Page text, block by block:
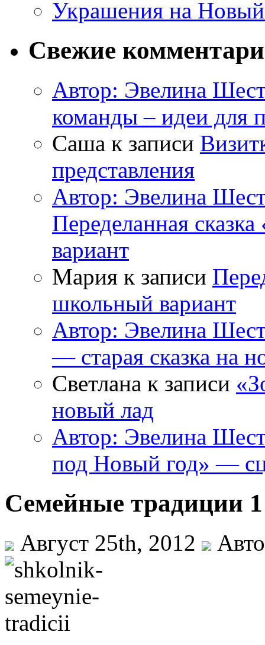
Украшения на
Свежие
Автор: Эвелина
команды – идеи для
Саша к записи
представления
Автор: Эвелина
Переделанная
вариант
Мария к записи
школьный вариант
Автор: Эвелина
— старая сказка на
Светлана к записи
новый лад
Автор: Эвелина
под Новый год» —
Семейные традиции 1
Август 25th, 2012